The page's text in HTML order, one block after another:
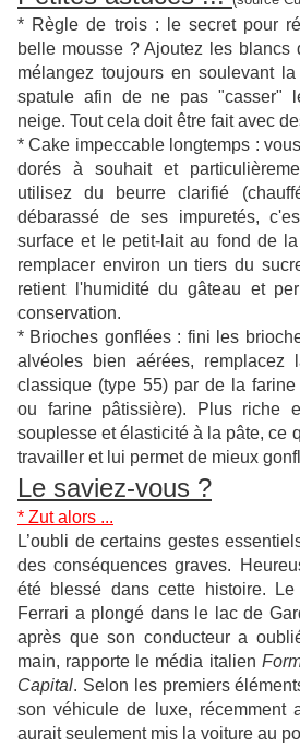
* Règle de trois : le secret pour
belle mousse ? Ajoutez les blancs
mélangez toujours en soulevant
spatule afin de ne pas "casser"
neige. Tout cela doit être fait avec
* Cake impeccable longtemps :
dorés à souhait et
utilisez du beurre clarifié
débarassé de ses impuretés,
surface et le petit-lait au fond de
remplacer environ un tiers du
retient l'humidité du gâteau et
conservation.
* Brioches gonflées : fini les
alvéoles bien aérées,
classique (type 55) par de la
ou farine pâtissière). Plus riche
souplesse et élasticité à la pâte, ce
travailler et lui permet de mieux
Le saviez-vous ?
* Zut alors ...
L’oubli de certains gestes
des conséquences graves.
été blessé dans cette histoire.
Ferrari a plongé dans le lac de
après que son conducteur a
main, rapporte le média italien
Capital. Selon les premiers
son véhicule de luxe, récemment
aurait seulement mis la voiture au